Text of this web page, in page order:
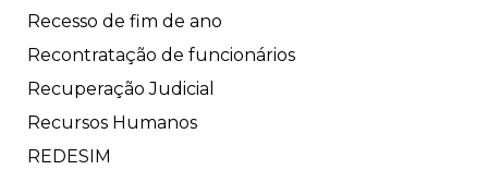
Recesso de fim de ano
Recontratação de funcionários
Recuperação Judicial
Recursos Humanos
REDESIM